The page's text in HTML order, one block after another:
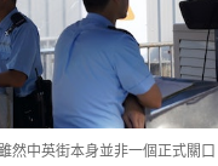
然中英街本身並非一個正式關